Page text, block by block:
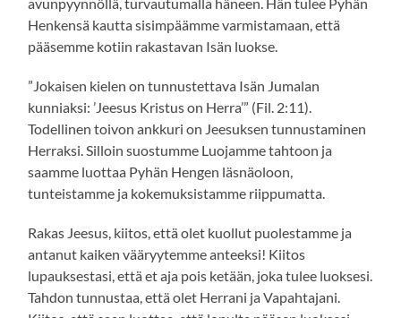
avunpyynnöllä, turvautumalla häneen. Hän tulee Pyhän
Henkensä kautta sisimpäämme varmistamaan, että
pääsemme kotiin rakastavan Isän luokse.
”Jokaisen kielen on tunnustettava Isän Jumalan
kunniaksi: ’Jeesus Kristus on Herra’” (Fil. 2:11).
Todellinen toivon ankkuri on Jeesuksen tunnustaminen
Herraksi. Silloin suostumme Luojamme tahtoon ja
saamme luottaa Pyhän Hengen läsnäoloon,
tunteistamme ja kokemuksistamme riippumatta.
Rakas Jeesus, kiitos, että olet kuollut puolestamme ja
antanut kaiken vääryytemme anteeksi! Kiitos
lupauksestasi, että et aja pois ketään, joka tulee luoksesi.
Tahdon tunnustaa, että olet Herrani ja Vapahtajani.